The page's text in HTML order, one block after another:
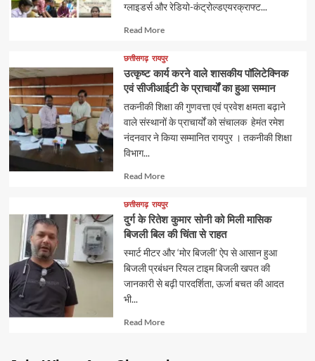
ग्लाइडर्स और रेडियो-कंट्रोल्डएयरक्राफ्ट...
Read MoreRead
about
छत्तीसगढ़ रायपुर
उत्कृष्ट कार्य करने वाले शासकीय पॉलिटेक्निक
एवं सीजीआईटी के प्राचार्यों का हुआ सम्मान
तकनीकी शिक्षा की गुणवत्ता एवं प्रवेश क्षमता बढ़ाने
वाले संस्थानों के प्राचार्यों को संचालक हेमंत रमेश
नंदनवार ने किया सम्मानित रायपुर । तकनीकी शिक्षा
विभाग...
Read MoreRead
about
छत्तीसगढ़ रायपुर
दुर्ग के रितेश कुमार सोनी को मिली मासिक
बिजली बिल की चिंता से राहत
स्मार्ट मीटर और ‘मोर बिजली’ ऐप से आसान हुआ
बिजली प्रबंधन रियल टाइम बिजली खपत की
जानकारी से बढ़ी पारदर्शिता, ऊर्जा बचत की आदत
भी...
Read MoreRead